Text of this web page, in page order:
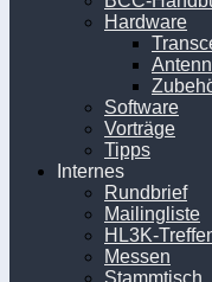
Hardware
Software
Vorträge
Tipps
Internes
Rundbrief
Mailingliste
HL3K-
Messen
Stammtisch